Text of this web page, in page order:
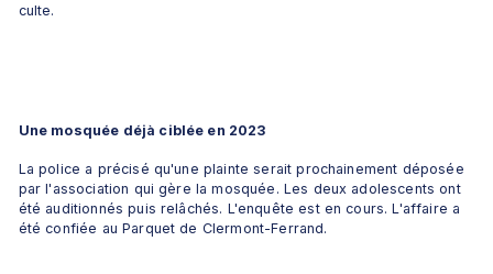
culte.
Une mosquée déjà ciblée en 2023
La police a précisé qu'une plainte serait prochainement déposée
par l'association qui gère la mosquée. Les deux adolescents ont
été auditionnés puis relâchés. L'enquête est en cours. L'affaire a
été confiée au Parquet de Clermont-Ferrand.